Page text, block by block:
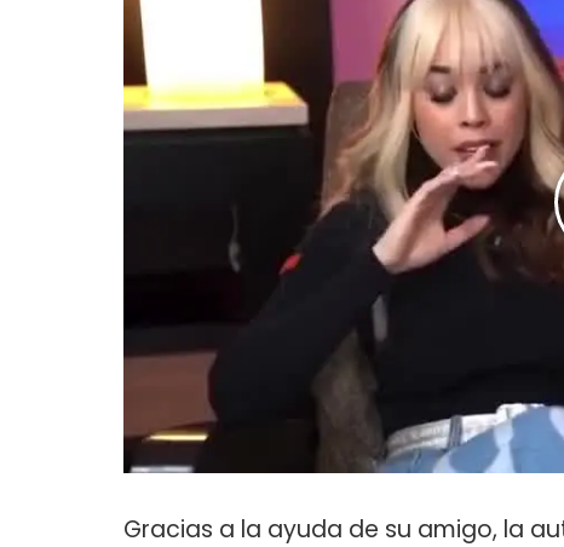
Gracias a la ayuda de su amigo, la